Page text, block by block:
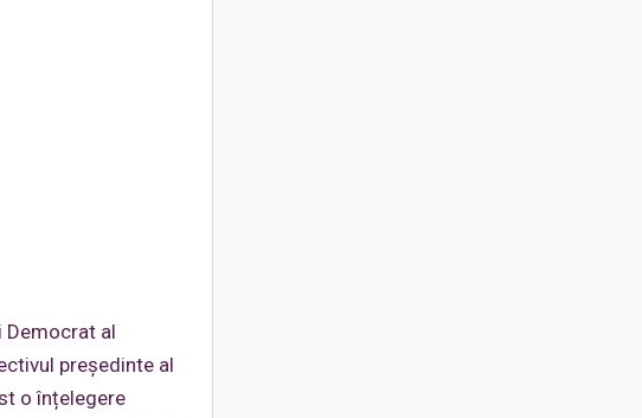
Democrat al
președinte al
o înțelegere